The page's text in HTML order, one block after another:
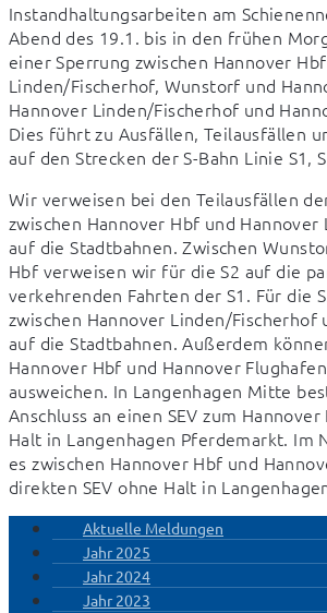
Instandhaltungsarbeiten am
Abend des 19.1. bis in den frühen
einer Sperrung zwischen Hannover
Linden/Fischerhof, Wunstorf und
Hannover Linden/Fischerhof und
Dies führt zu Ausfällen, Teilausfällen
auf den Strecken der S-Bahn Linie S1,
Wir verweisen bei den Teilausfällen
zwischen Hannover Hbf und
auf die Stadtbahnen. Zwischen
Hbf verweisen wir für die S2 auf die
verkehrenden Fahrten der S1. Für die
zwischen Hannover Linden/Fischerhof
auf die Stadtbahnen. Außerdem
Hannover Hbf und Hannover
ausweichen. In Langenhagen Mitte
Anschluss an einen SEV zum
Halt in Langenhagen Pferdemarkt. Im
es zwischen Hannover Hbf und
direkten SEV ohne Halt in
Aktuelle Meldungen
Jahr 2025
Jahr 2024
Jahr 2023